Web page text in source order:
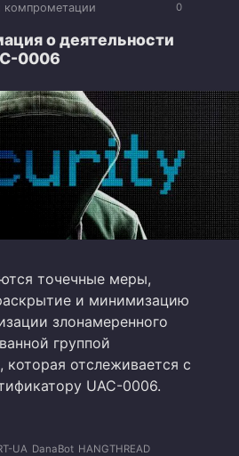
0
компрометации
о деятельности
0006
точечные меры,
и минимизацию
злонамеренного
группой
отслеживается с
UAC-0006.
UA DanaBot HANGTHREAD